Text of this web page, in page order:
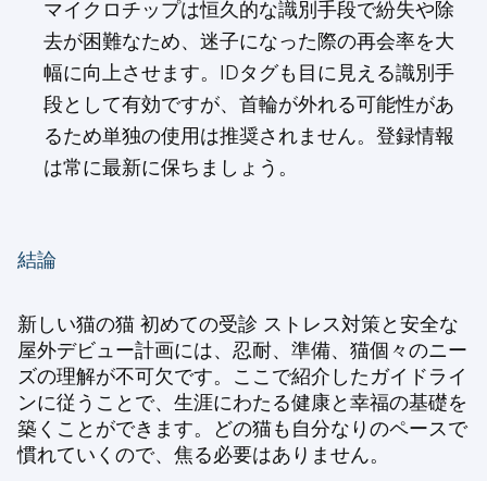
マイクロチップは恒久的な識別手段で紛失や除
去が困難なため、迷子になった際の再会率を大
幅に向上させます。IDタグも目に見える識別手
段として有効ですが、首輪が外れる可能性があ
るため単独の使用は推奨されません。登録情報
は常に最新に保ちましょう。
結論
新しい猫の猫 初めての受診 ストレス対策と安全な
屋外デビュー計画には、忍耐、準備、猫個々のニー
ズの理解が不可欠です。ここで紹介したガイドライ
ンに従うことで、生涯にわたる健康と幸福の基礎を
築くことができます。どの猫も自分なりのペースで
慣れていくので、焦る必要はありません。